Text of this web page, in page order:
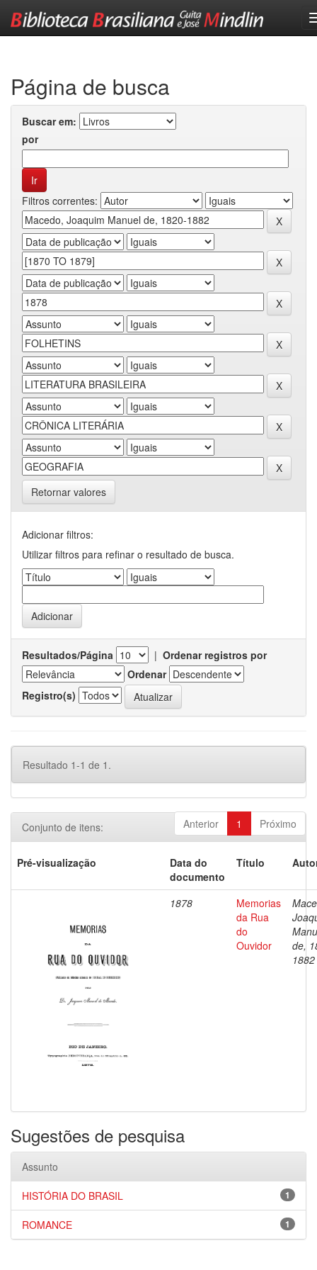
Página de busca
Buscar em:
por
Filtros correntes:
Retornar valores
Adicionar filtros:
Utilizar filtros para refinar o resultado de busca.
Resultados/Página | Ordenar registros por
Ordenar
Registro(s)
Resultado 1-1 de 1.
Anterior 1 Próximo
Conjunto de itens:
Pré-visualização
Data do
documento
Título
1878
Memorias
da Rua
do
Ouvidor
de,
1882
Sugestões de pesquisa
Assunto
1
HISTÓRIA DO BRASIL
1
ROMANCE